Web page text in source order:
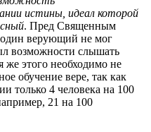
истины, идеал которой
. Пред Священным
один верующий не мог
возможности слышать
же этого необходимо не
обучение вере, так как
только 4 человека на 100
21 на 100